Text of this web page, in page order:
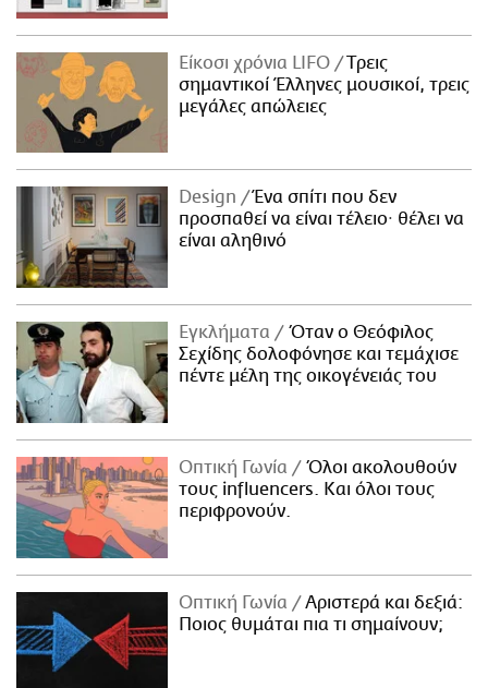
Είκοσι χρόνια LIFO
Tρεις
σημαντικοί Έλληνες μουσικοί, τρεις
μεγάλες απώλειες
Design
Ένα σπίτι που δεν
προσπαθεί να είναι τέλειο· θέλει να
είναι αληθινό
Εγκλήματα
Όταν ο Θεόφιλος
Σεχίδης δολοφόνησε και τεμάχισε
πέντε μέλη της οικογένειάς του
Οπτική Γωνία
Όλοι ακολουθούν
τους influencers. Και όλοι τους
περιφρονούν.
Οπτική Γωνία
Αριστερά και δεξιά:
Ποιος θυμάται πια τι σημαίνουν;